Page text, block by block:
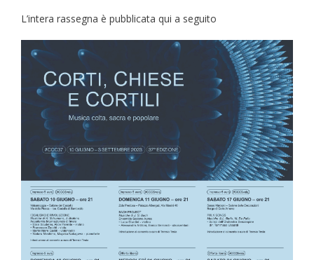
L’intera rassegna è pubblicata qui a seguito